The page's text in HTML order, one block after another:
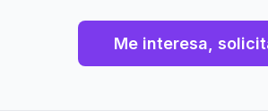
Me interesa,